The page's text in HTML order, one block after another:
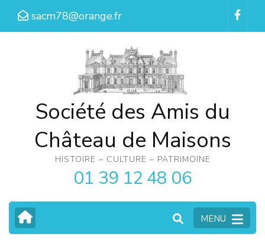
Aller
sacm78@orange.fr
Société des Amis du
Château de Maisons
HISTOIRE – CULTURE – PATRIMOINE
01 39 12 48 06
MENU